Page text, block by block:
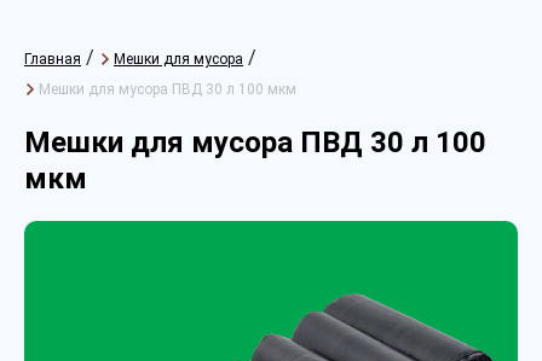
Главная / Мешки для мусора /
Мешки для мусора ПВД 30 л 100 мкм
Мешки для мусора ПВД 30 л 100
мкм